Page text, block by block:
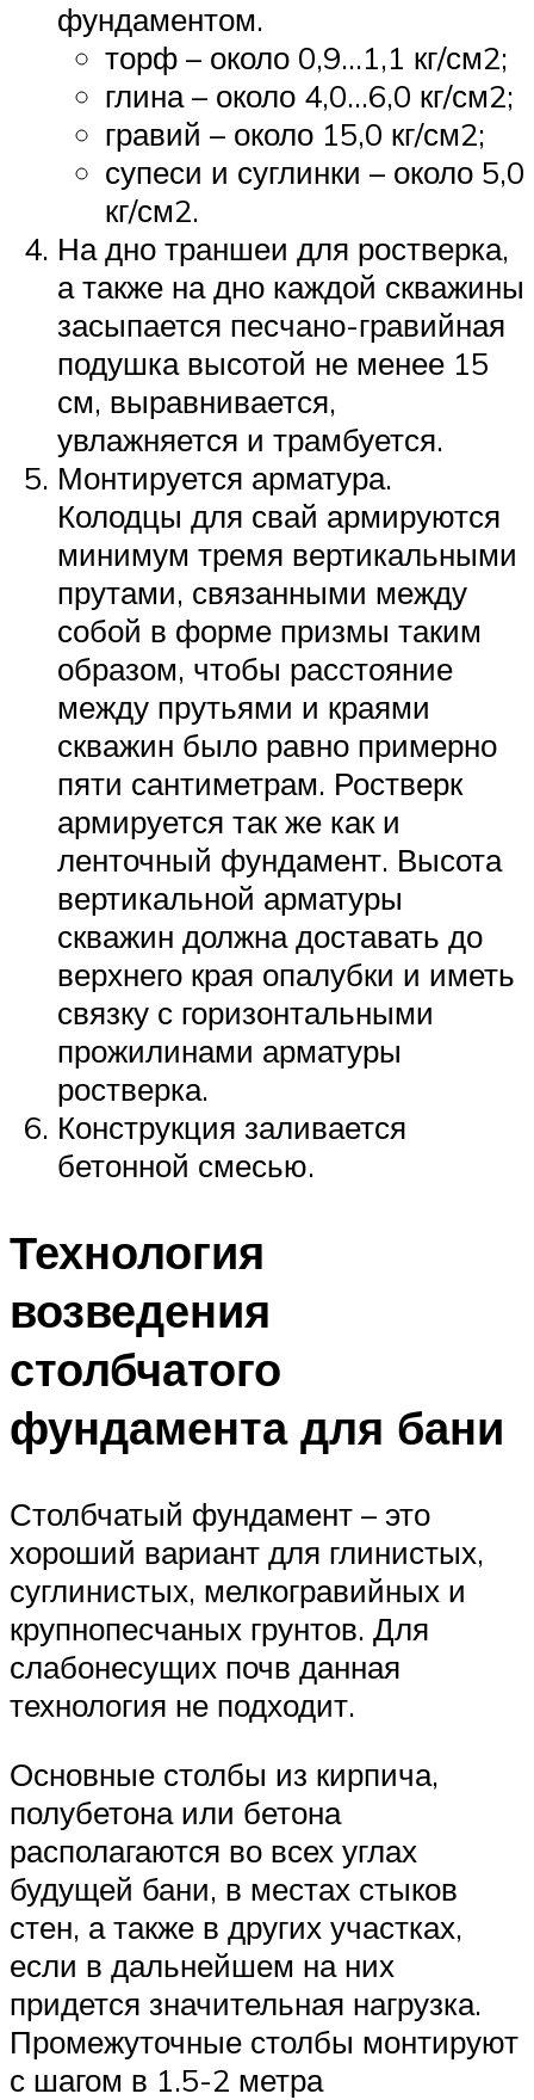
фундаментом.
торф – около 0,9…1,1 кг/см2;
глина – около 4,0…6,0 кг/см2;
гравий – около 15,0 кг/см2;
супеси и суглинки – около 5,0
кг/см2.
На дно траншеи для ростверка,
а также на дно каждой скважины
засыпается песчано-гравийная
подушка высотой не менее 15
см, выравнивается,
увлажняется и трамбуется.
Монтируется арматура.
Колодцы для свай армируются
минимум тремя вертикальными
прутами, связанными между
собой в форме призмы таким
образом, чтобы расстояние
между прутьями и краями
скважин было равно примерно
пяти сантиметрам. Ростверк
армируется так же как и
ленточный фундамент. Высота
вертикальной арматуры
скважин должна доставать до
верхнего края опалубки и иметь
связку с горизонтальными
прожилинами арматуры
ростверка.
Конструкция заливается
бетонной смесью.
Технология
возведения
столбчатого
фундамента для бани
Столбчатый фундамент – это
хороший вариант для глинистых,
суглинистых, мелкогравийных и
крупнопесчаных грунтов. Для
слабонесущих почв данная
технология не подходит.
Основные столбы из кирпича,
полубетона или бетона
располагаются во всех углах
будущей бани, в местах стыков
стен, а также в других участках,
если в дальнейшем на них
придется значительная нагрузка.
Промежуточные столбы монтируют
с шагом в 1.5-2 метра